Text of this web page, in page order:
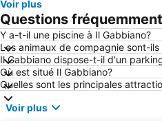
Voir plus
Questions
Y a-t-il une piscine à Il Gabbiano?
Les animaux de compagnie sont-
Il Gabbiano dispose-t-il d'un
Où est situé Il Gabbiano?
Quelles sont les principales
Voir plus